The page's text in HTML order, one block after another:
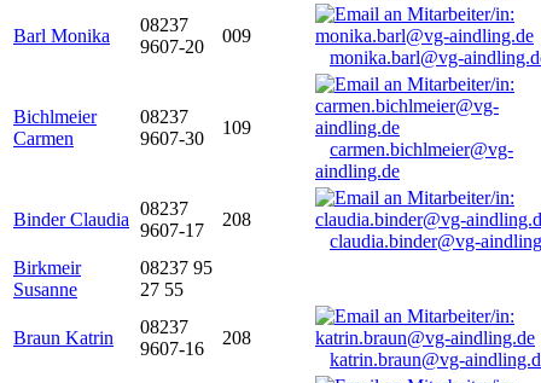
Barl Monika
08237
9607-20
009
monika.barl@vg-
Bichlmeier
Carmen
08237
9607-30
109
carmen.bichlmeier@vg-
aindling.de
Binder Claudia
08237
9607-17
208
claudia.binder@vg-
Birkmeir
Susanne
08237 95
27 55
Braun Katrin
08237
9607-16
208
katrin.braun@vg-